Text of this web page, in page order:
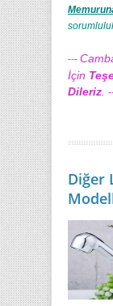
---
İçin
Dileriz
Diğer